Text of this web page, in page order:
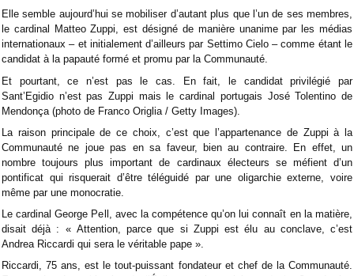
Elle semble aujourd’hui se mobiliser d’autant plus que l’un de ses membres,
le cardinal Matteo Zuppi, est désigné de manière unanime par les médias
internationaux – et initialement d’ailleurs par Settimo Cielo – comme étant le
candidat à la papauté formé et promu par la Communauté.
Et pourtant, ce n’est pas le cas. En fait, le candidat privilégié par
Sant’Egidio n’est pas Zuppi mais le cardinal portugais José Tolentino de
Mendonça (photo de Franco Origlia / Getty Images).
La raison principale de ce choix, c’est que l’appartenance de Zuppi à la
Communauté ne joue pas en sa faveur, bien au contraire. En effet, un
nombre toujours plus important de cardinaux électeurs se méfient d’un
pontificat qui risquerait d’être téléguidé par une oligarchie externe, voire
même par une monocratie.
Le cardinal George Pell, avec la compétence qu’on lui connaît en la matière,
disait déjà : « Attention, parce que si Zuppi est élu au conclave, c’est
Andrea Riccardi qui sera le véritable pape ».
Riccardi, 75 ans, est le tout-puissant fondateur et chef de la Communauté.